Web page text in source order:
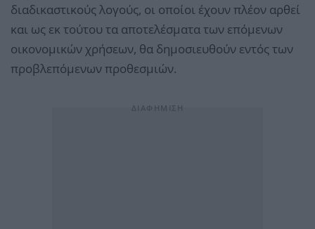
διαδικαστικούς λογούς, οι οποίοι έχουν πλέον αρθεί
και ως εκ τούτου τα αποτελέσματα των επόμενων
οικονομικών χρήσεων, θα δημοσιευθούν εντός των
προβλεπόμενων προθεσμιών.